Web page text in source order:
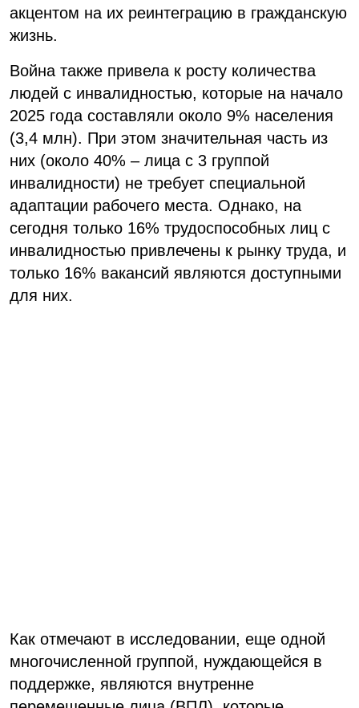
акцентом на их реинтеграцию в гражданскую
жизнь.
Война также привела к росту количества
людей с инвалидностью, которые на начало
2025 года составляли около 9% населения
(3,4 млн). При этом значительная часть из
них (около 40% – лица с 3 группой
инвалидности) не требует специальной
адаптации рабочего места. Однако, на
сегодня только 16% трудоспособных лиц с
инвалидностью привлечены к рынку труда, и
только 16% вакансий являются доступными
для них.
Как отмечают в исследовании, еще одной
многочисленной группой, нуждающейся в
поддержке, являются внутренне